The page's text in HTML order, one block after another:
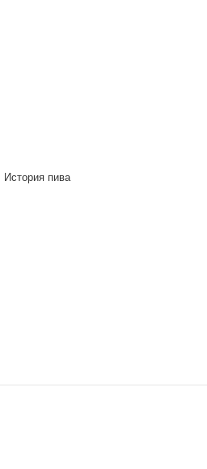
История пива